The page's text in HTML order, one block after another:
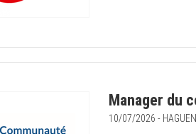
Manager du
10/07/2026 -